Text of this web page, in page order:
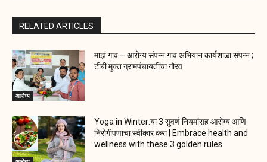
RELATED ARTICLES
आरोग्य
माझं गाव – आरोग्य संपन्न गाव अभियान कार्यशाळा संपन्न ;
टीबी मुक्त ग्रामपंचायतींचा गौरव
Yoga in Winter:या 3 सुवर्ण नियमांसह आरोग्य आणि
निरोगीपणाचा स्वीकार करा | Embrace health and
wellness with these 3 golden rules